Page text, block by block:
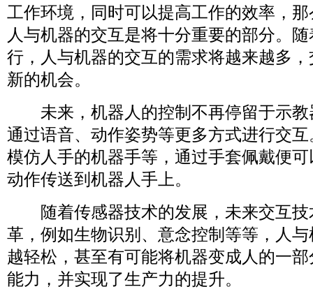
工作环境，同时可以提高工作的效率，
人与机器的交互是将十分重要的部分。
行，人与机器的交互的需求将越来越多
新的机会。
未来，机器人的控制不再停留于示教
通过语音、动作姿势等更多方式进行交
模仿人手的机器手等，通过手套佩戴便
动作传送到机器人手上。
随着传感器技术的发展，未来交互技
革，例如生物识别、意念控制等等，人
越轻松，甚至有可能将机器变成人的一
能力，并实现了生产力的提升。